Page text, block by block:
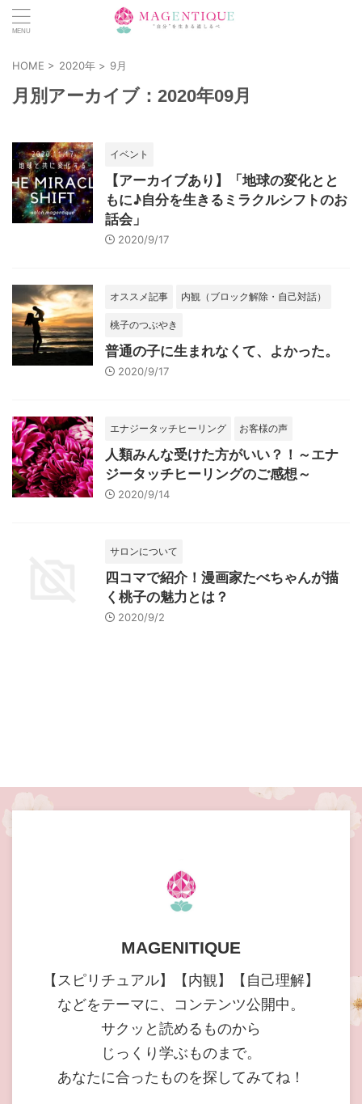
HOME > 2020年 > 9月
月別アーカイブ：2020年09月
イベント
【アーカイブあり】「地球の変化とと
もに♪自分を生きるミラクルシフトのお
話会」
2020/9/17
オススメ記事 内観（ブロック解除・自己対話）
桃子のつぶやき
普通の子に生まれなくて、よかった。
2020/9/17
エナジータッチヒーリング お客様の声
人類みんな受けた方がいい？！～エナ
ジータッチヒーリングのご感想～
2020/9/14
サロンについて
四コマで紹介！漫画家たべちゃんが描
く桃子の魅力とは？
2020/9/2
MAGENITIQUE
【スピリチュアル】【内観】【自己理解】
などをテーマに、コンテンツ公開中。
サクッと読めるものから
じっくり学ぶものまで。
あなたに合ったものを探してみてね！